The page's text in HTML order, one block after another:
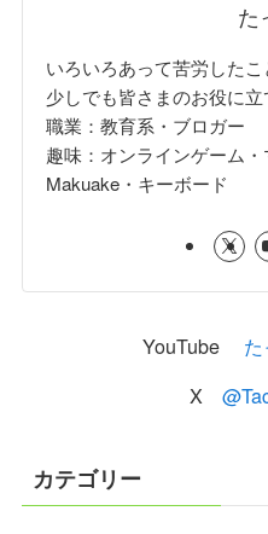
た
いろいろあって苦労したこ
少しでも皆さまのお役に
職業：教育系・ブロガー
趣味：オンラインゲーム
Makuake・キーボード
YouTube
X
カテゴリー